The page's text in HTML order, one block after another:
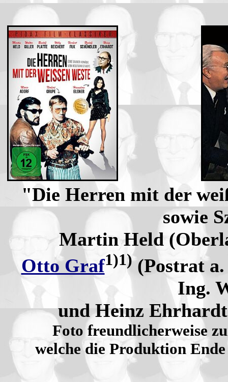
"Die Herren mit der
sowie
Martin Held
Otto Graf1)1)(Postrat
Ing.
und Heinz
Foto freundlicherweise
welche die Produktion